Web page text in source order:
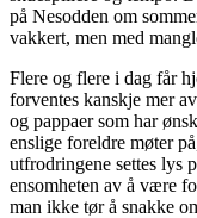
på Nesodden om
vakkert, men med
Flere og flere i dag får
forventes kanskje mer
og pappaer som har
enslige foreldre møter
utfrodringene settes lys
ensomheten av å være
man ikke tør å snakke